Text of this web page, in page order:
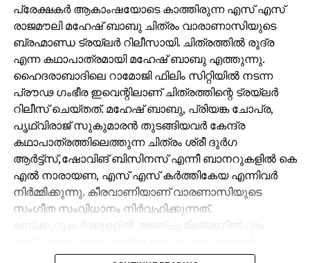
പ്രേക്ഷകർ ആകാംഷയോടെ കാത്തിരുന്ന എസ് എസ്
രാജമൗലി മഹേഷ് ബാബു ചിത്രം വാരാണാസിയുടെ
ബ്രഹ്മാണ്ഡ ട്രയ്ലർ റിലീസായി. ചിത്രത്തിൽ രുദ്ര
എന്ന കഥാപാത്രമായി മഹേഷ് ബാബു എത്തുന്നു.
ഹൈദരാബാദിലെ റാമോജി ഫിലിം സിറ്റിയിൽ നടന്ന
പ്രൗഢ ഗംഭീര ഇവെന്റിലാണ് ചിത്രത്തിന്റെ ട്രയ്ലർ
റിലീസ് ചെയ്തത്. മഹേഷ് ബാബു, പ്രിയങ്ക ചോപ്ര,
പൃഥ്വിരാജ് സുകുമാരൻ തുടങ്ങിയവർ കേന്ദ്ര
കഥാപാത്രത്തിലെത്തുന്ന ചിത്രം ശ്രീ ദുർഗ
ആർട്ട്സ്,ഷോവിങ് ബിസിനസ് എന്നീ ബാനറുകളിൽ കെ
എൽ നാരായണ, എസ് എസ് കർത്തികേയ എന്നിവർ
നിർമ്മിക്കുന്നു. കീരവാണിയാണ് വാരണാസിയുടെ
സംഗീത സംവിധാനം നിർവഹിക്കുന്നത്.
ട്രെൻഡിങ്ങിൽ മുന്നിലാണ്.